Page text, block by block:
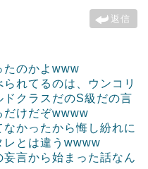
返信
たのかよwww
れてるのは、ウンコリ
クラスだのS級だの言
だけだぞwwww
かったから悔し紛れに
レとは違うwwww
言から始まった話なん